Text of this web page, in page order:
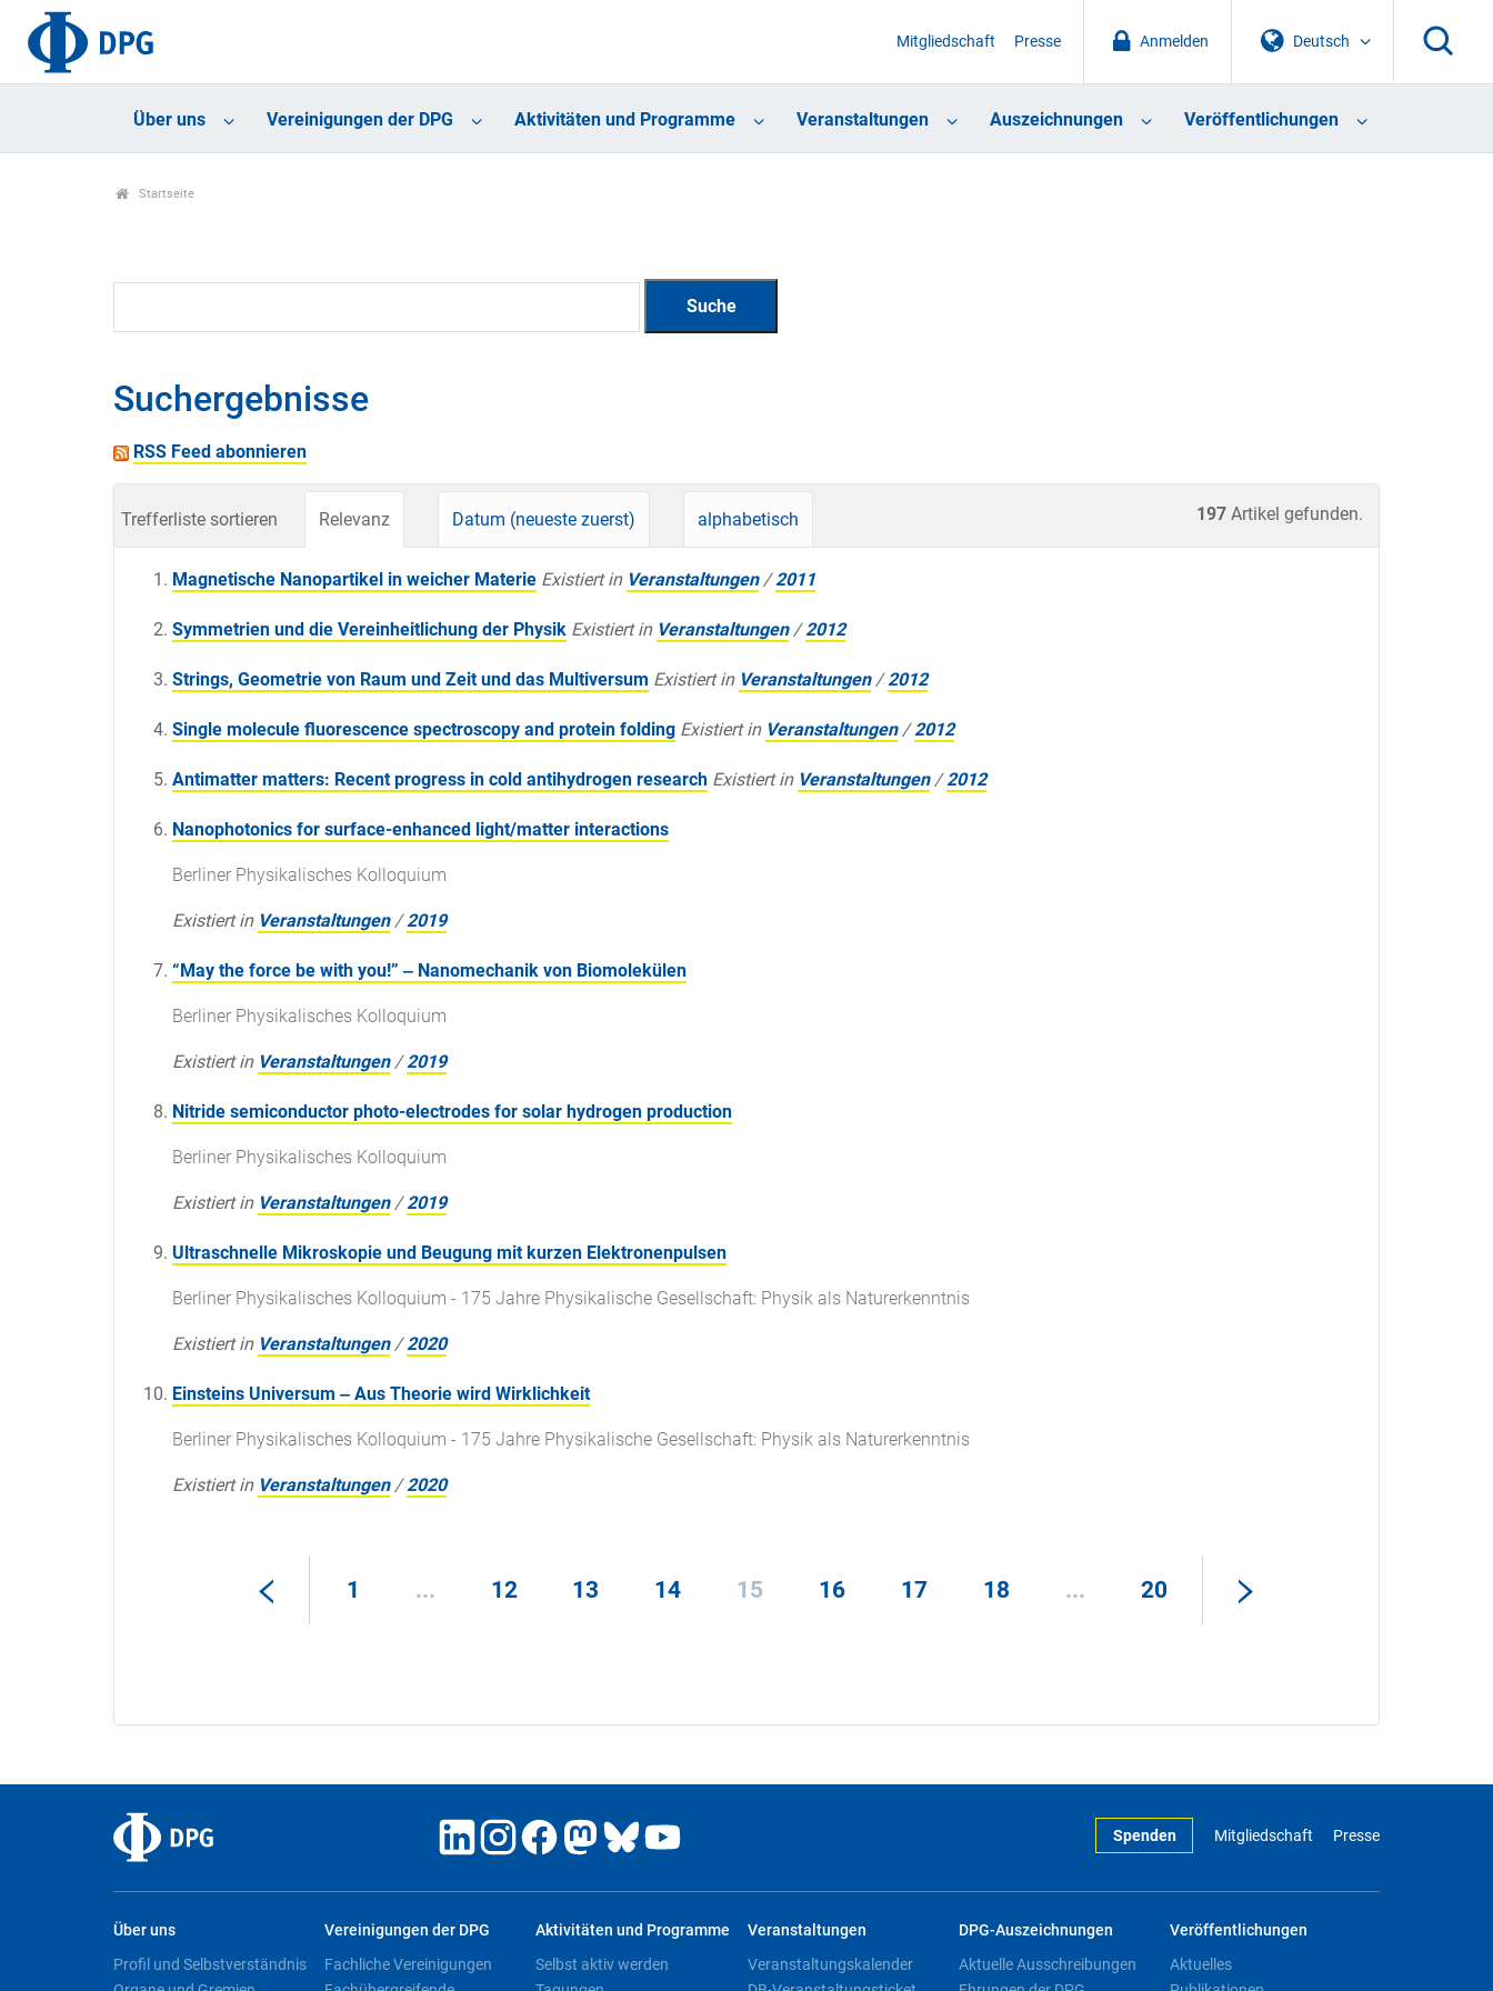
Deutsch
Anmelden
Mitgliedschaft Presse
Über uns Vereinigungen der DPG Aktivitäten und Programme Veranstaltungen Auszeichnungen Veröffentlichungen
Startseite
Suchergebnisse
RSS Feed abonnieren
197 Artikel gefunden.
Trefferliste sortieren Relevanz Datum (neueste zuerst) alphabetisch
Magnetische Nanopartikel in weicher Materie Existiert in Veranstaltungen /2011
Symmetrien und die Vereinheitlichung der Physik Existiert in Veranstaltungen /2012
Strings, Geometrie von Raum und Zeit und das Multiversum Existiert in Veranstaltungen /2012
Single molecule fluorescence spectroscopy and protein folding Existiert in Veranstaltungen /2012
Antimatter matters: Recent progress in cold antihydrogen research Existiert in Veranstaltungen /2012
Nanophotonics for surface-enhanced light/matter interactions
Berliner Physikalisches Kolloquium
Existiert in Veranstaltungen /2019
“May the force be with you!” ‒ Nanomechanik von Biomolekülen
Berliner Physikalisches Kolloquium
Existiert in Veranstaltungen /2019
Nitride semiconductor photo-electrodes for solar hydrogen production
Berliner Physikalisches Kolloquium
Existiert in Veranstaltungen /2019
Ultraschnelle Mikroskopie und Beugung mit kurzen Elektronenpulsen
Berliner Physikalisches Kolloquium - 175 Jahre Physikalische Gesellschaft: Physik als Naturerkenntnis
Existiert in Veranstaltungen /2020
Einsteins Universum ‒ Aus Theorie wird Wirklichkeit
Berliner Physikalisches Kolloquium - 175 Jahre Physikalische Gesellschaft: Physik als Naturerkenntnis
Existiert in Veranstaltungen /2020
1 ... 12 13 14 15 16 17 18 ... 20
Spenden Mitgliedschaft Presse
Über uns
Profil und Selbstverständnis
Vereinigungen der DPG
Fachliche Vereinigungen
Aktivitäten und Programme
Selbst aktiv werden
Veranstaltungen
Veranstaltungskalender
DPG-Auszeichnungen
Aktuelle Ausschreibungen
Veröffentlichungen
Aktuelles